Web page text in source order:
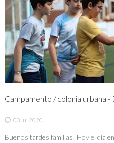
Campamento / colonia urbana -
03 jul 2020
Buenos tardes familias! Hoy el día